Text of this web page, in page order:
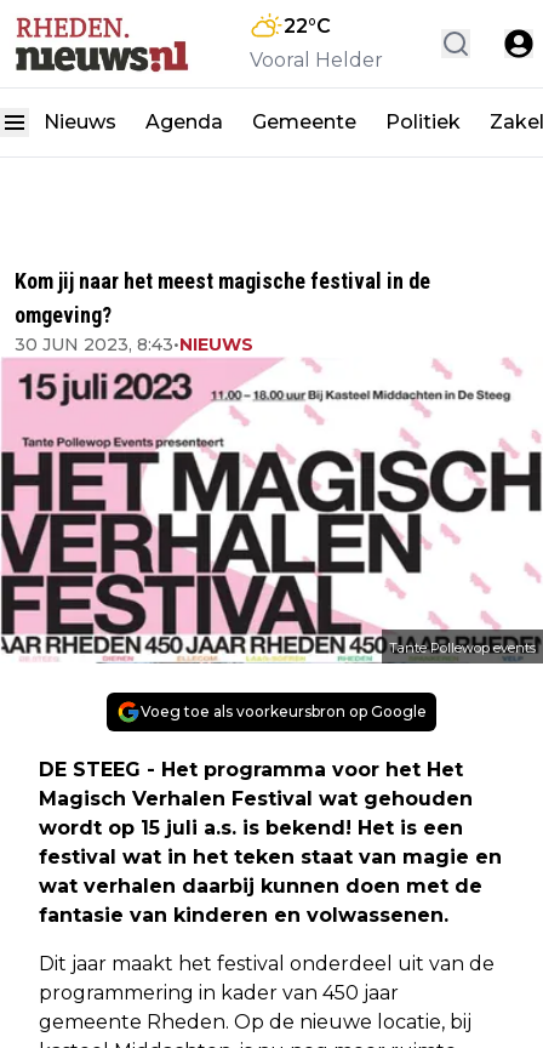
22°C
Vooral Helder
Nieuws Agenda Gemeente Politiek
Kom jij naar het meest magische festival in de
omgeving?
30 JUN 2023, 8:43•NIEUWS
Tante Pollewop events
Voeg toe als voorkeursbron op Google
DE STEEG - Het programma voor het Het
Magisch Verhalen Festival wat gehouden
wordt op 15 juli a.s. is bekend! Het is een
festival wat in het teken staat van magie en
wat verhalen daarbij kunnen doen met de
fantasie van kinderen en volwassenen.
Dit jaar maakt het festival onderdeel uit van de
programmering in kader van 450 jaar
gemeente Rheden. Op de nieuwe locatie, bij